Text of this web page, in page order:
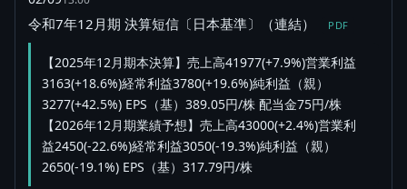
令和7年12月期 決算短信〔日本基準〕（連結） PDF
【2025年12月期本決算】売上高41977(+7.9%)営業利益
3163(+18.6%)経常利益3780(+19.6%)純利益（親）
3277(+42.5%) EPS（基）389.05円/株 配当金75円/株
【2026年12月期業績予想】売上高43000(+2.4%)営業利
益2450(-22.6%)経常利益3050(-19.3%)純利益（親）
2650(-19.1%) EPS（基）317.79円/株